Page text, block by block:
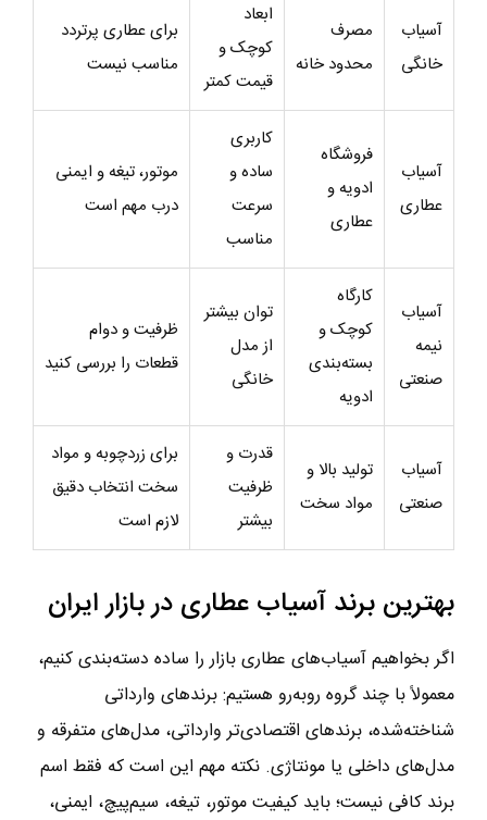
آسیاب
خانگی
مصرف
محدود خانه
ابعاد
کوچک و
قیمت کمتر
برای عطاری پرتردد
مناسب نیست
آسیاب
عطاری
فروشگاه
ادویه و
عطاری
کاربری
ساده و
سرعت
مناسب
موتور، تیغه و ایمنی
درب مهم است
آسیاب
نیمه
صنعتی
کارگاه
کوچک و
بسته‌بندی
ادویه
توان بیشتر
از مدل
خانگی
ظرفیت و دوام
قطعات را بررسی کنید
آسیاب
صنعتی
تولید بالا و
مواد سخت
قدرت و
ظرفیت
بیشتر
برای زردچوبه و مواد
سخت انتخاب دقیق
لازم است
بهترین برند آسیاب عطاری در بازار ایران
اگر بخواهیم آسیاب‌های عطاری بازار را ساده دسته‌بندی کنیم،
معمولاً با چند گروه روبه‌رو هستیم: برندهای وارداتی
شناخته‌شده، برندهای اقتصادی‌تر وارداتی، مدل‌های متفرقه و
مدل‌های داخلی یا مونتاژی. نکته مهم این است که فقط اسم
برند کافی نیست؛ باید کیفیت موتور، تیغه، سیم‌پیچ، ایمنی،